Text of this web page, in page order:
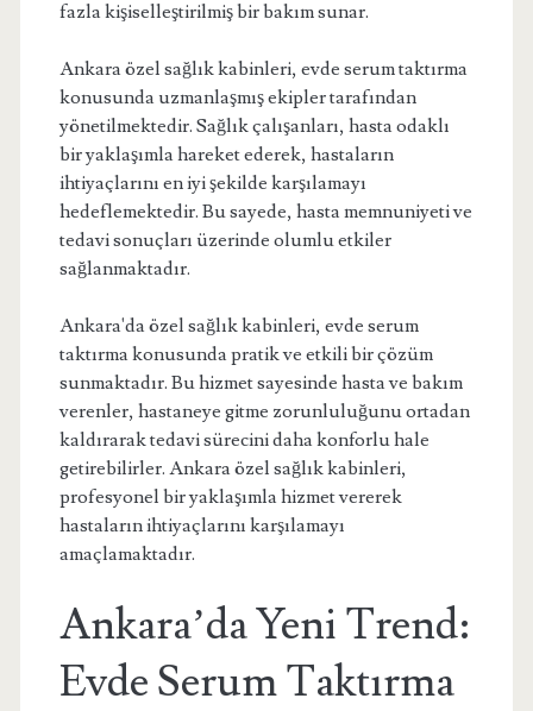
fazla kişiselleştirilmiş bir bakım sunar.
Ankara özel sağlık kabinleri, evde serum taktırma
konusunda uzmanlaşmış ekipler tarafından
yönetilmektedir. Sağlık çalışanları, hasta odaklı
bir yaklaşımla hareket ederek, hastaların
ihtiyaçlarını en iyi şekilde karşılamayı
hedeflemektedir. Bu sayede, hasta memnuniyeti ve
tedavi sonuçları üzerinde olumlu etkiler
sağlanmaktadır.
Ankara'da özel sağlık kabinleri, evde serum
taktırma konusunda pratik ve etkili bir çözüm
sunmaktadır. Bu hizmet sayesinde hasta ve bakım
verenler, hastaneye gitme zorunluluğunu ortadan
kaldırarak tedavi sürecini daha konforlu hale
getirebilirler. Ankara özel sağlık kabinleri,
profesyonel bir yaklaşımla hizmet vererek
hastaların ihtiyaçlarını karşılamayı
amaçlamaktadır.
Ankara’da Yeni Trend:
Evde Serum Taktırma